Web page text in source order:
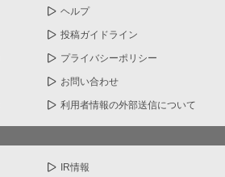
ヘルプ
投稿ガイドライン
プライバシーポリシー
お問い合わせ
利用者情報の外部送信について
IR情報